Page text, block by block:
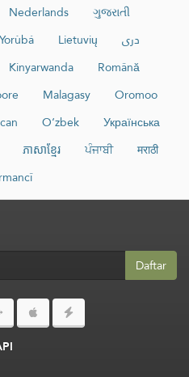
Nederlands
ગુજરાતી
Yorùbá Lietuvių
دری
Kinyarwanda
Română
Malagasy
Oromoo
O‘zbek
Українська
ភាសាខ្មែរ ਪੰਜਾਬੀ
मराठी
Daftar